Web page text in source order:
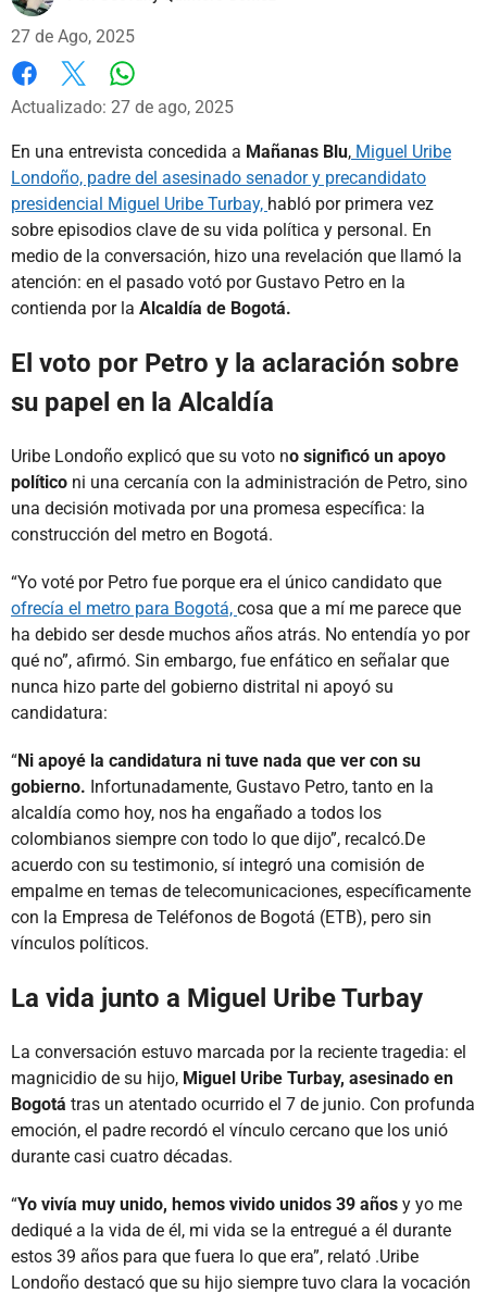
27 de Ago, 2025
Facebook
X
Actualizado: 27 de ago, 2025
En una entrevista concedida a Mañanas Blu, Miguel Uribe
Londoño, padre del asesinado senador y precandidato
presidencial Miguel Uribe Turbay, habló por primera vez
sobre episodios clave de su vida política y personal. En
medio de la conversación, hizo una revelación que llamó la
atención: en el pasado votó por Gustavo Petro en la
contienda por la Alcaldía de Bogotá.
El voto por Petro y la aclaración sobre
su papel en la Alcaldía
Uribe Londoño explicó que su voto no significó un apoyo
político ni una cercanía con la administración de Petro, sino
una decisión motivada por una promesa específica: la
construcción del metro en Bogotá.
“Yo voté por Petro fue porque era el único candidato que
ofrecía el metro para Bogotá, cosa que a mí me parece que
ha debido ser desde muchos años atrás. No entendía yo por
qué no”, afirmó. Sin embargo, fue enfático en señalar que
nunca hizo parte del gobierno distrital ni apoyó su
candidatura:
“Ni apoyé la candidatura ni tuve nada que ver con su
gobierno. Infortunadamente, Gustavo Petro, tanto en la
alcaldía como hoy, nos ha engañado a todos los
colombianos siempre con todo lo que dijo”, recalcó.De
acuerdo con su testimonio, sí integró una comisión de
empalme en temas de telecomunicaciones, específicamente
con la Empresa de Teléfonos de Bogotá (ETB), pero sin
vínculos políticos.
La vida junto a Miguel Uribe Turbay
La conversación estuvo marcada por la reciente tragedia: el
magnicidio de su hijo, Miguel Uribe Turbay, asesinado en
Bogotá tras un atentado ocurrido el 7 de junio. Con profunda
emoción, el padre recordó el vínculo cercano que los unió
durante casi cuatro décadas.
“Yo vivía muy unido, hemos vivido unidos 39 años y yo me
dediqué a la vida de él, mi vida se la entregué a él durante
estos 39 años para que fuera lo que era”, relató .Uribe
Londoño destacó que su hijo siempre tuvo clara la vocación